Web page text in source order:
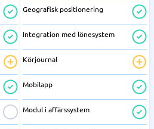
Geografisk positionering
Integration med lönesystem
Körjournal
Mobilapp
Modul i affärssystem